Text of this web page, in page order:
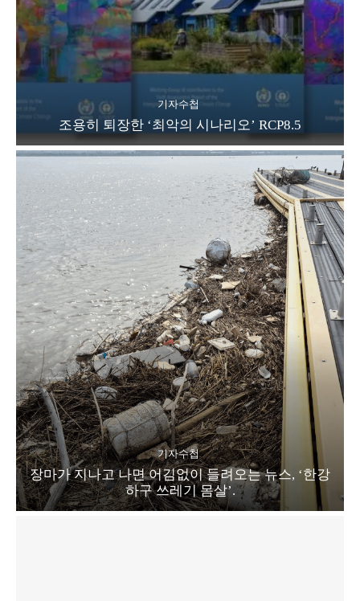
기자수첩
조용히 퇴장한 ‘최악의 시나리오’ RCP8.5
기자수첩
장마가 지나고 나면 어김없이 들려오는 뉴스, ‘한강
하구 쓰레기 몸살’.